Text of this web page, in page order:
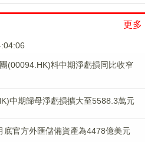
更多
團(00094.HK)料中期淨虧損同比收窄
中期歸母淨虧損擴大至5588.3萬元
底官方外匯儲備資產為4478億美元